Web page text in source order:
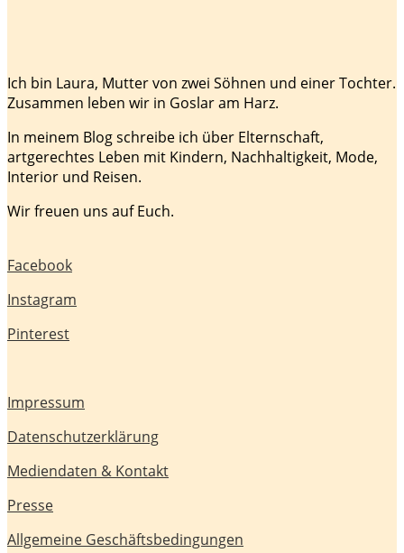
Ich bin Laura, Mutter von zwei Söhnen und einer Tochter.
Zusammen leben wir in Goslar am Harz.
In meinem Blog schreibe ich über Elternschaft,
artgerechtes Leben mit Kindern, Nachhaltigkeit, Mode,
Interior und Reisen.
Wir freuen uns auf Euch.
Facebook
Instagram
Pinterest
Impressum
Datenschutzerklärung
Mediendaten & Kontakt
Presse
Allgemeine Geschäftsbedingungen